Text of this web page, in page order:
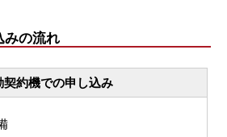
みの流れ
契約機での申し込み